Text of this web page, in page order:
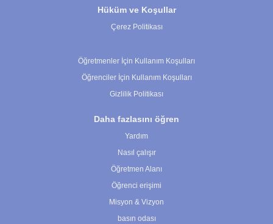
Hüküm ve Koşullar
Çerez Politikası
Öğretmenler İçin Kullanım Koşulları
Öğrenciler İçin Kullanım Koşulları
Gizlilik Politikası
Daha fazlasını öğren
Yardım
Nasıl çalışır
Öğretmen Alanı
Öğrenci erişimi
Misyon & Vizyon
basın odası